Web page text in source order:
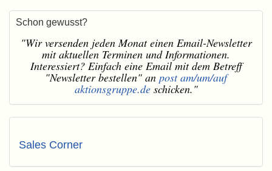
Schon gewusst?
"Wir versenden jeden Monat einen Email-Newsletter
mit aktuellen Terminen und Informationen.
Interessiert? Einfach eine Email mit dem Betreff
"Newsletter bestellen" an post am/um/auf
aktionsgruppe.deschicken."
Sales Corner